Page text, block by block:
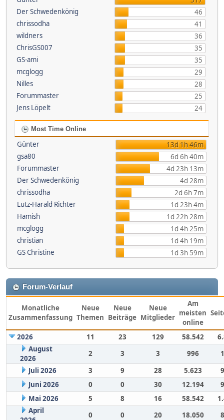
Der Schwedenkönig
46
chrissodha
41
wildners
36
ChrisGS007
35
GS-ami
35
mcglogg
29
Nilles
28
Forummaster
25
Jens Löpelt
24
Most Time Online
Günter
13d 1h 46m
gsa80
6d 6h 40m
Forummaster
4d 23h 13m
Der Schwedenkönig
4d 28m
chrissodha
2d 6h 7m
Lutz-Harald Richter
1d 23h 4m
Hamish
1d 22h 28m
mcglogg
1d 4h 25m
christian
1d 4h 19m
GS Christine
1d 3h 59m
Forum-Verlauf
Monatliche
Zusammenfassung
Neue
Themen
Neue
Beiträge
Neue
Mitglieder
Am
meisten
online
2026 11 23 129 58.542
August
2026
2 3 3 996
Juli 2026
3 9 28 5.623
Juni 2026
0 0 30 12.194
Mai 2026
5 8 16 58.542
April
0 0 20 18.050